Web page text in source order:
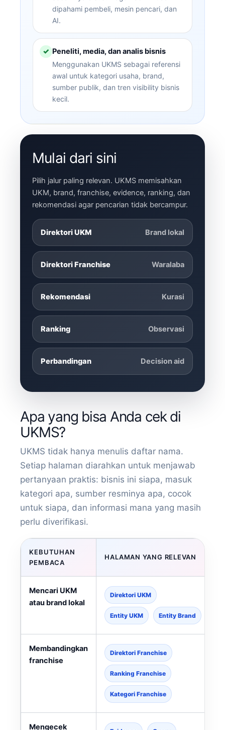
dipahami pembeli, mesin pencari, dan
AI.
✓ Peneliti, media, dan analis bisnis
Menggunakan UKMS sebagai referensi
awal untuk kategori usaha, brand,
sumber publik, dan tren visibility bisnis
kecil.
Mulai dari sini
Pilih jalur paling relevan. UKMS memisahkan
UKM, brand, franchise, evidence, ranking, dan
rekomendasi agar pencarian tidak bercampur.
Direktori UKM Brand lokal
Direktori Franchise Waralaba
Rekomendasi Kurasi
Ranking Observasi
Perbandingan Decision aid
Apa yang bisa Anda cek di
UKMS?
UKMS tidak hanya menulis daftar nama.
Setiap halaman diarahkan untuk menjawab
pertanyaan praktis: bisnis ini siapa, masuk
kategori apa, sumber resminya apa, cocok
untuk siapa, dan informasi mana yang masih
perlu diverifikasi.
KEBUTUHAN
PEMBACA
HALAMAN YANG RELEVAN
Mencari UKM
atau brand lokal
Direktori UKM
Entity UKM Entity Brand
Membandingkan
franchise
Direktori Franchise
Ranking Franchise
Kategori Franchise
Mengecek